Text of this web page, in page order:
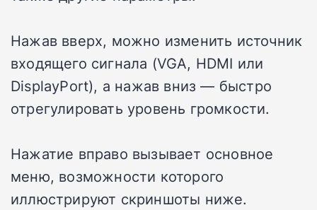
Нажав вверх, можно изменить источник
входящего сигнала (VGA, HDMI или
DisplayPort), а нажав вниз — быстро
отрегулировать уровень громкости.
Нажатие вправо вызывает основное
меню, возможности которого
иллюстрируют скриншоты ниже.